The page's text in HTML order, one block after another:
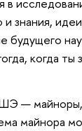
знания,
будущего
когда ты
— майноры,
майнора